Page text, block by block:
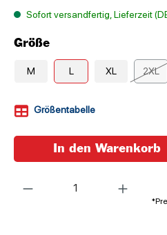
Sofort versandfertig, Lieferzeit
Größe
M L XL 2XL
Größentabelle
In den Warenkorb